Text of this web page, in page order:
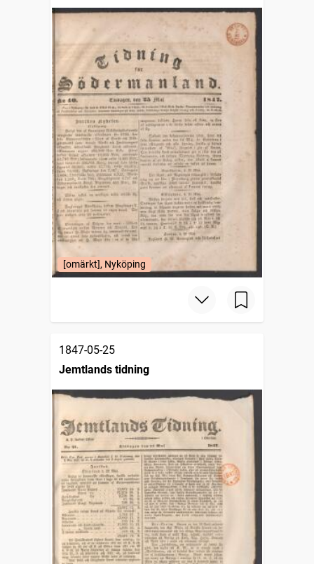
[omärkt], Nyköping
1847-05-25
Jemtlands tidning